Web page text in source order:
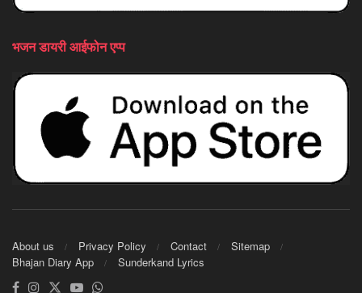
भजन डायरी आईफोन एप्प
About us Privacy Policy Contact
Sitemap
Bhajan Diary App
Sunderkand Lyrics